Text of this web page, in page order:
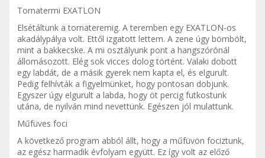
Tornatermi EXATLON
Elsétáltunk a tornateremig. A teremben egy EXATLON-os
akadálypálya volt. Ettől izgatott lettem. A zene úgy bömbölt,
mint a bakkecske. A mi osztályunk pont a hangszórónál
állomásozott. Elég sok vicces dolog történt. Valaki dobott
egy labdát, de a másik gyerek nem kapta el, és elgurult.
Pedig felhívták a figyelmünket, hogy pontosan dobjunk.
Egyszer úgy elgurult a labda, hogy öt percig futkostunk
utána, de nyilván mind nevettünk. Egészen jól mulattunk.
Műfüves foci
A következő program abból állt, hogy a műfüvön fociztunk,
az egész harmadik évfolyam együtt. Ez így volt az előző